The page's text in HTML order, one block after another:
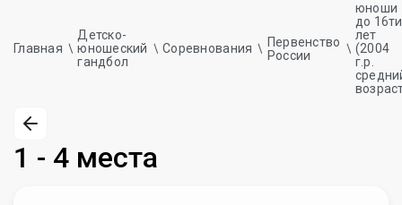
Главная
Детско-
юношеский
гандбол
Соревнования
Первенство
России
юноши
до 16ти
лет
(2004
г.р.
1 - 4 места